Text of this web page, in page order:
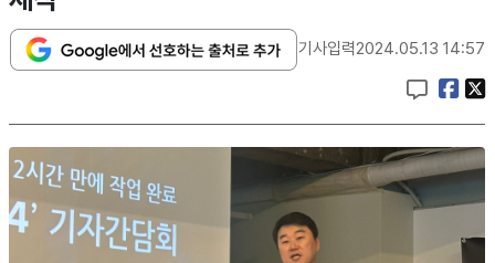
기사입력2024.05.13 14:57